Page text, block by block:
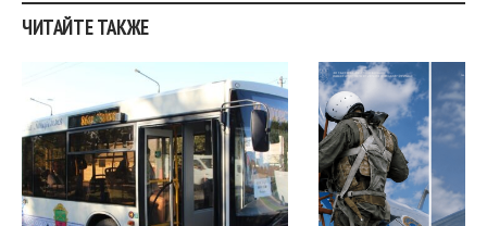
ЧИТАЙТЕ ТАКЖЕ